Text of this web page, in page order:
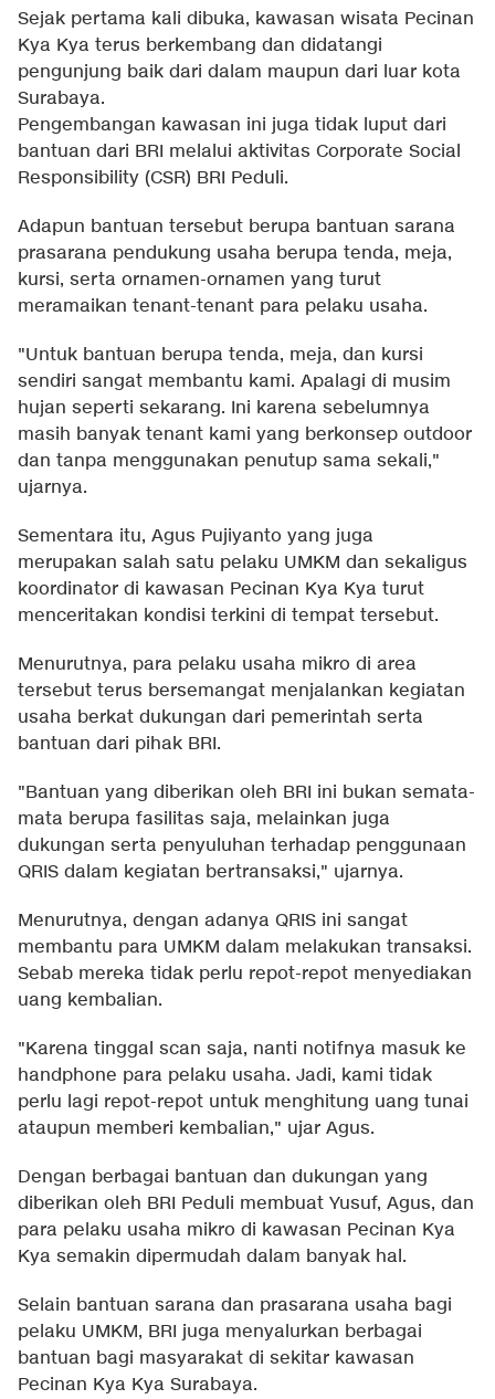
Sejak pertama kali dibuka, kawasan wisata Pecinan
Kya Kya terus berkembang dan didatangi
pengunjung baik dari dalam maupun dari luar kota
Surabaya.
Pengembangan kawasan ini juga tidak luput dari
bantuan dari BRI melalui aktivitas Corporate Social
Responsibility (CSR) BRI Peduli.
Adapun bantuan tersebut berupa bantuan sarana
prasarana pendukung usaha berupa tenda, meja,
kursi, serta ornamen-ornamen yang turut
meramaikan tenant-tenant para pelaku usaha.
"Untuk bantuan berupa tenda, meja, dan kursi
sendiri sangat membantu kami. Apalagi di musim
hujan seperti sekarang. Ini karena sebelumnya
masih banyak tenant kami yang berkonsep outdoor
dan tanpa menggunakan penutup sama sekali,"
ujarnya.
Sementara itu, Agus Pujiyanto yang juga
merupakan salah satu pelaku UMKM dan sekaligus
koordinator di kawasan Pecinan Kya Kya turut
menceritakan kondisi terkini di tempat tersebut.
Menurutnya, para pelaku usaha mikro di area
tersebut terus bersemangat menjalankan kegiatan
usaha berkat dukungan dari pemerintah serta
bantuan dari pihak BRI.
"Bantuan yang diberikan oleh BRI ini bukan semata-
mata berupa fasilitas saja, melainkan juga
dukungan serta penyuluhan terhadap penggunaan
QRIS dalam kegiatan bertransaksi," ujarnya.
Menurutnya, dengan adanya QRIS ini sangat
membantu para UMKM dalam melakukan transaksi.
Sebab mereka tidak perlu repot-repot menyediakan
uang kembalian.
"Karena tinggal scan saja, nanti notifnya masuk ke
handphone para pelaku usaha. Jadi, kami tidak
perlu lagi repot-repot untuk menghitung uang tunai
ataupun memberi kembalian," ujar Agus.
Dengan berbagai bantuan dan dukungan yang
diberikan oleh BRI Peduli membuat Yusuf, Agus, dan
para pelaku usaha mikro di kawasan Pecinan Kya
Kya semakin dipermudah dalam banyak hal.
Selain bantuan sarana dan prasarana usaha bagi
pelaku UMKM, BRI juga menyalurkan berbagai
bantuan bagi masyarakat di sekitar kawasan
Pecinan Kya Kya Surabaya.